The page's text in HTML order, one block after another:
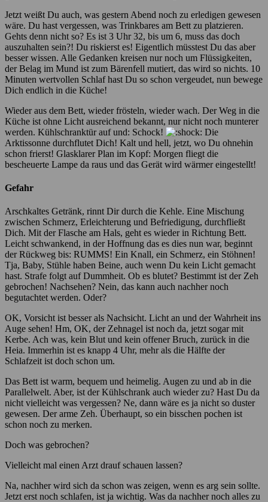
Jetzt weißt Du auch, was gestern Abend noch zu erledigen gewesen
wäre. Du hast vergessen, was Trinkbares am Bett zu platzieren.
Gehts denn nicht so? Es ist 3 Uhr 32, bis um 6, muss das doch
auszuhalten sein?! Du riskierst es! Eigentlich müsstest Du das aber
besser wissen. Alle Gedanken kreisen nur noch um Flüssigkeiten,
der Belag im Mund ist zum Bärenfell mutiert, das wird so nichts. 10
Minuten wertvollen Schlaf hast Du so schon vergeudet, nun bewege
Dich endlich in die Küche!
Wieder aus dem Bett, wieder frösteln, wieder wach. Der Weg in die
Küche ist ohne Licht ausreichend bekannt, nur nicht noch munterer
werden. Kühlschranktür auf und: Schock!
Die
Arktissonne durchflutet Dich! Kalt und hell, jetzt, wo Du ohnehin
schon frierst! Glasklarer Plan im Kopf: Morgen fliegt die
bescheuerte Lampe da raus und das Gerät wird wärmer eingestellt!
Gefahr
Arschkaltes Getränk, rinnt Dir durch die Kehle. Eine Mischung
zwischen Schmerz, Erleichterung und Befriedigung, durchfließt
Dich. Mit der Flasche am Hals, geht es wieder in Richtung Bett.
Leicht schwankend, in der Hoffnung das es dies nun war, beginnt
der Rückweg bis: RUMMS! Ein Knall, ein Schmerz, ein Stöhnen!
Tja, Baby, Stühle haben Beine, auch wenn Du kein Licht gemacht
hast. Strafe folgt auf Dummheit. Ob es blutet? Bestimmt ist der Zeh
gebrochen! Nachsehen? Nein, das kann auch nachher noch
begutachtet werden. Oder?
OK, Vorsicht ist besser als Nachsicht. Licht an und der Wahrheit ins
Auge sehen! Hm, OK, der Zehnagel ist noch da, jetzt sogar mit
Kerbe. Ach was, kein Blut und kein offener Bruch, zurück in die
Heia. Immerhin ist es knapp 4 Uhr, mehr als die Hälfte der
Schlafzeit ist doch schon um.
Das Bett ist warm, bequem und heimelig. Augen zu und ab in die
Parallelwelt. Aber, ist der Kühlschrank auch wieder zu? Hast Du da
nicht vielleicht was vergessen? Ne, dann wäre es ja nicht so duster
gewesen. Der arme Zeh. Überhaupt, so ein bisschen pochen ist
schon noch zu merken.
Doch was gebrochen?
Vielleicht mal einen Arzt drauf schauen lassen?
Na, nachher wird sich da schon was zeigen, wenn es arg sein sollte.
Jetzt erst noch schlafen, ist ja wichtig. Was da nachher noch alles zu